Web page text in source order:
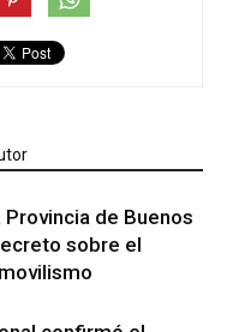
de Buenos
sobre el